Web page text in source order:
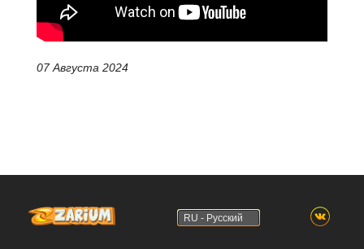
07 Августа 2024
RU - Русский